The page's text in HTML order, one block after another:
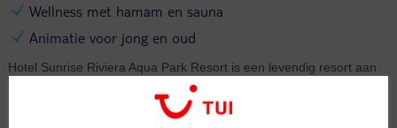
Wellness met hamam en sauna
Animatie voor jong en oud
Hotel Sunrise Riviera Aqua Park Resort is een levendig resort aan
de kust van Hurghada. Je begint de dag direct buiten: aan de ene
kant het strand, aan de andere kant tien zwembaden. Vanaf het
moment dat je wakker wordt, giert de adrenaline door je lijf. Heb je